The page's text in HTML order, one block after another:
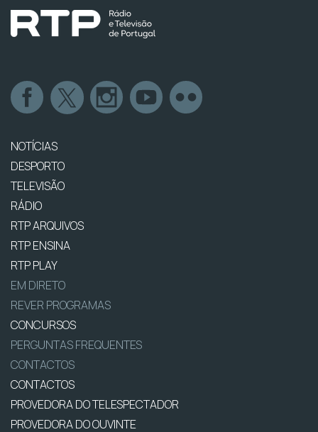
NOTÍCIAS
DESPORTO
TELEVISÃO
RÁDIO
RTP ARQUIVOS
RTP ENSINA
RTP PLAY
EM DIRETO
REVER PROGRAMAS
CONCURSOS
PERGUNTAS FREQUENTES
CONTACTOS
CONTACTOS
PROVEDORA DO TELESPECTADOR
PROVEDORA DO OUVINTE